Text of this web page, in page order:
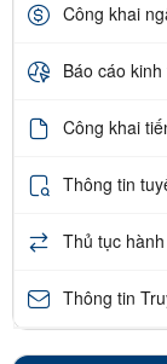
Công khai
Báo cáo
Công khai
Thông tin
Thủ tục
Thông tin